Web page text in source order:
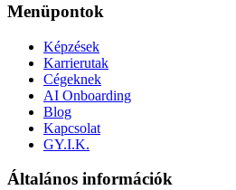
Menüpontok
Képzések
Karrierutak
Cégeknek
AI Onboarding
Blog
Kapcsolat
GY.I.K.
Általános információk